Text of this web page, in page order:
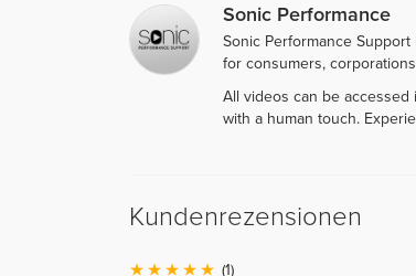
Sonic Performance
Sonic Performance
for consumers,
All videos can be
with a human touch.
Kundenrezensionen
(1)